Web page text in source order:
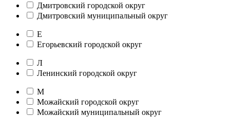
Дмитровский городской округ
Дмитровский муниципальный округ
Е
Егорьевский городской округ
Л
Ленинский городской округ
М
Можайский городской округ
Можайский муниципальный округ